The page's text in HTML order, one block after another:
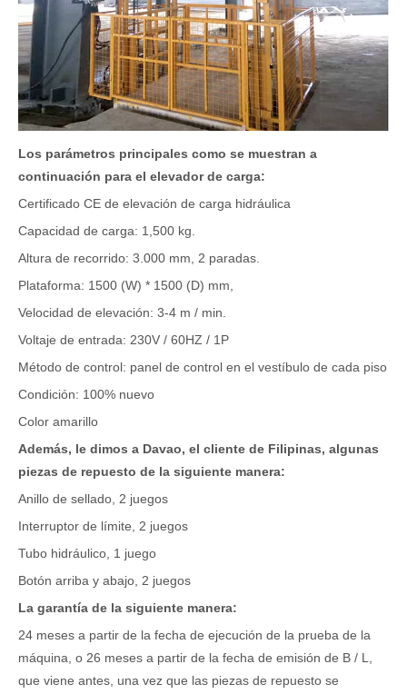
Los parámetros principales como se muestran a
continuación para el elevador de carga:
Certificado CE de elevación de carga hidráulica
Capacidad de carga: 1,500 kg.
Altura de recorrido: 3.000 mm, 2 paradas.
Plataforma: 1500 (W) * 1500 (D) mm,
Velocidad de elevación: 3-4 m / min.
Voltaje de entrada: 230V / 60HZ / 1P
Método de control: panel de control en el vestíbulo de cada piso
Condición: 100% nuevo
Color amarillo
Además, le dimos a Davao, el cliente de Filipinas, algunas
piezas de repuesto de la siguiente manera:
Anillo de sellado, 2 juegos
Interruptor de límite, 2 juegos
Tubo hidráulico, 1 juego
Botón arriba y abajo, 2 juegos
La garantía de la siguiente manera:
24 meses a partir de la fecha de ejecución de la prueba de la
máquina, o 26 meses a partir de la fecha de emisión de B / L,
que viene antes, una vez que las piezas de repuesto se